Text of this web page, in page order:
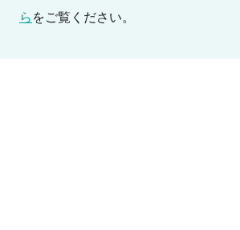
ら をご覧ください。